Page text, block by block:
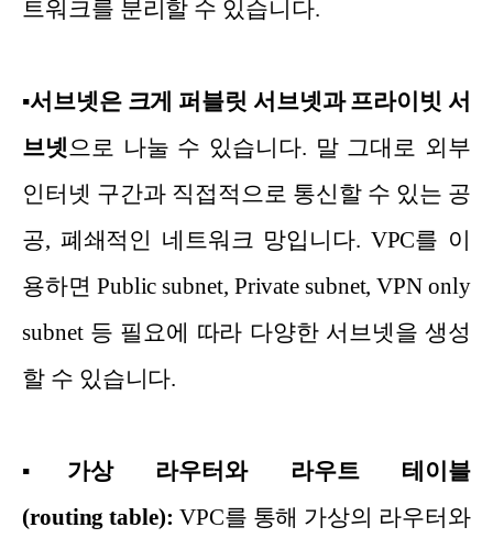
트워크를 분리할 수 있습니다.
▪서브넷은 크게 퍼블릿 서브넷과 프라이빗 서
브넷으로 나눌 수 있습니다. 말 그대로 외부
인터넷 구간과 직접적으로 통신할 수 있는 공
공, 폐쇄적인 네트워크 망입니다. VPC를 이
용하면 Public subnet, Private subnet, VPN only
subnet 등 필요에 따라 다양한 서브넷을 생성
할 수 있습니다.
▪ 가상 라우터와 라우트 테이블
(routing table): VPC를 통해 가상의 라우터와